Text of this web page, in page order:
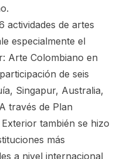
actividades de artes
especialmente el
Arte Colombiano en
de seis
Singapur, Australia,
través de Plan
también se hizo
más
a nivel internacional